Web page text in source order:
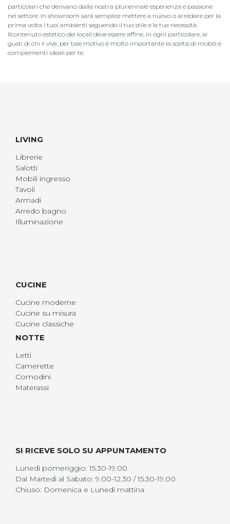
particolari che derivano dalla nostra pluriennale esperienza e passione
nel settore. In showroom sarà semplice mettere a nuovo o arredare per la
prima volta i tuoi ambienti seguendo il tuo stile e le tue necessità.
Ilcontenuto estetico dei locali deve essere affine, in ogni particolare, ai
gusti di chi li vive, per tale motivo è molto importante la scelta di mobili e
complementi ideali per te.
LIVING
Librerie
Salotti
Mobili ingresso
Tavoli
Armadi
Arredo bagno
Illuminazione
CUCINE
Cucine moderne
Cucine su misura
Cucine classiche
NOTTE
Letti
Camerette
Comodini
Materassi
SI RICEVE SOLO SU APPUNTAMENTO
Lunedì pomeriggio: 15.30-19.00
Dal Martedì al Sabato: 9.00-12.30 / 15.30-19.00
Chiuso: Domenica e Lunedì mattina